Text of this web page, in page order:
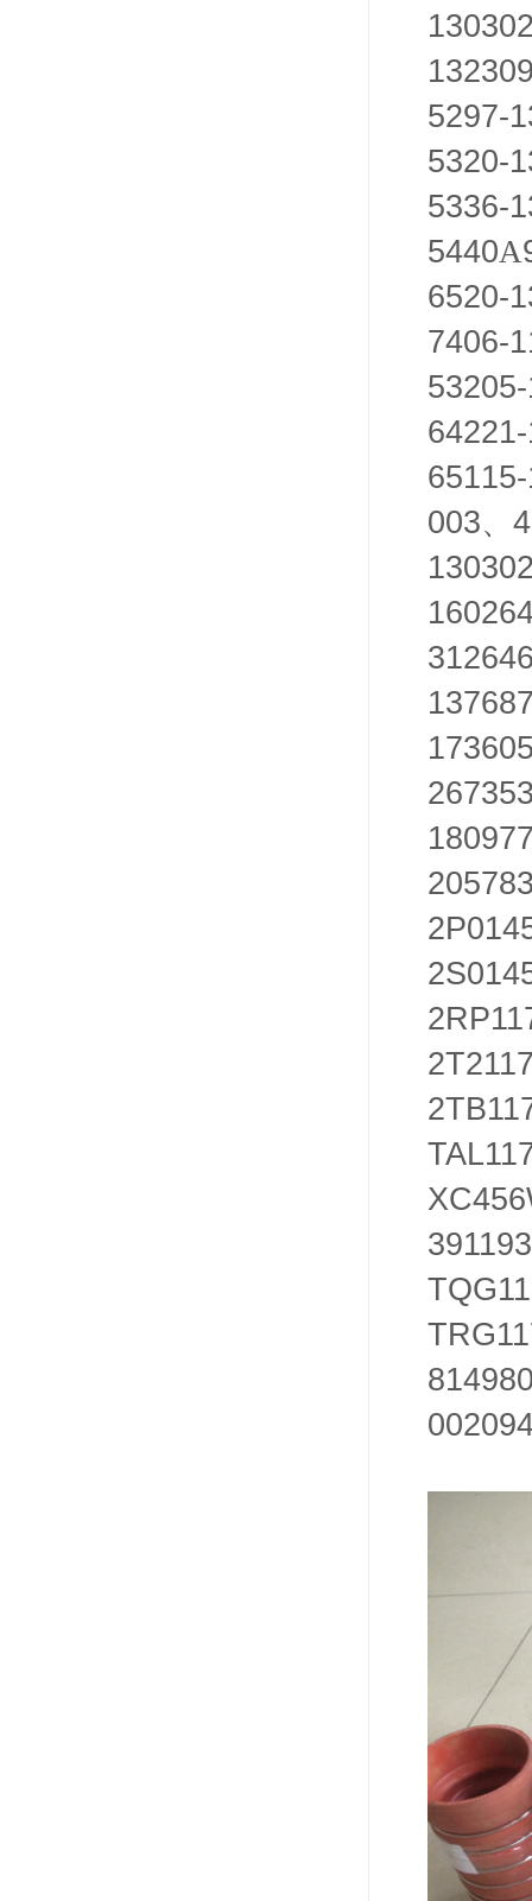
5297-
5320-
5336-
5440А
6520-
7406-
003、